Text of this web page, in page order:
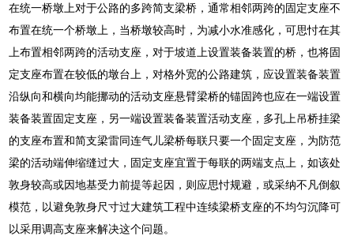
在统一桥墩上对于公路的多跨简支梁桥，通常相邻两跨的固定支座不
布置在统一个桥墩上，当桥墩较高时，为减小水准感化，可思忖在其
上布置相邻两跨的活动支座，对于坡道上设置装备装置的桥，也将固
定支座布置在较低的墩台上，对格外宽的公路建筑，应设置装备装置
沿纵向和横向均能挪动的活动支座悬臂梁桥的锚固跨也应在一端设置
装备装置固定支座，另一端设置装备装置活动支座，多孔上吊桥挂梁
的支座布置和简支梁雷同连气儿梁桥每联只要一个固定支座，为防范
梁的活动端伸缩缝过大，固定支座宜置于每联的两端支点上，如该处
敦身较高或因地基受力前提等起因，则应思忖规避，或采纳不凡倒叙
模范，以避免敦身尺寸过大建筑工程中连续梁桥支座的不均匀沉降可
以采用调高支座来解决这个问题。